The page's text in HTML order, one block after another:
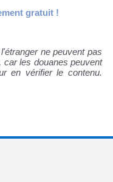
gratuit !
ne peuvent pas
car les douanes peuvent
en vérifier le contenu.